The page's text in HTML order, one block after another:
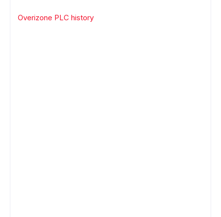
Overizone PLC history